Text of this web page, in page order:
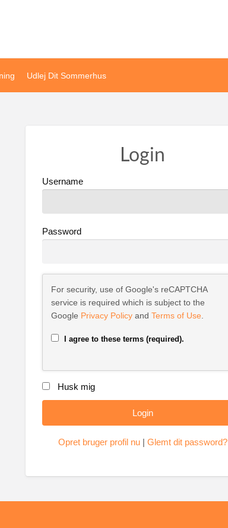
Udlej Dit Sommerhus
Login
Username
Password
For security, use of Google's reCAPTCHA
service is required which is subject to the
Google Privacy Policy andTerms of Use.
I agree to these terms (required).
Husk mig
Opret bruger profil nu| Glemt dit password?